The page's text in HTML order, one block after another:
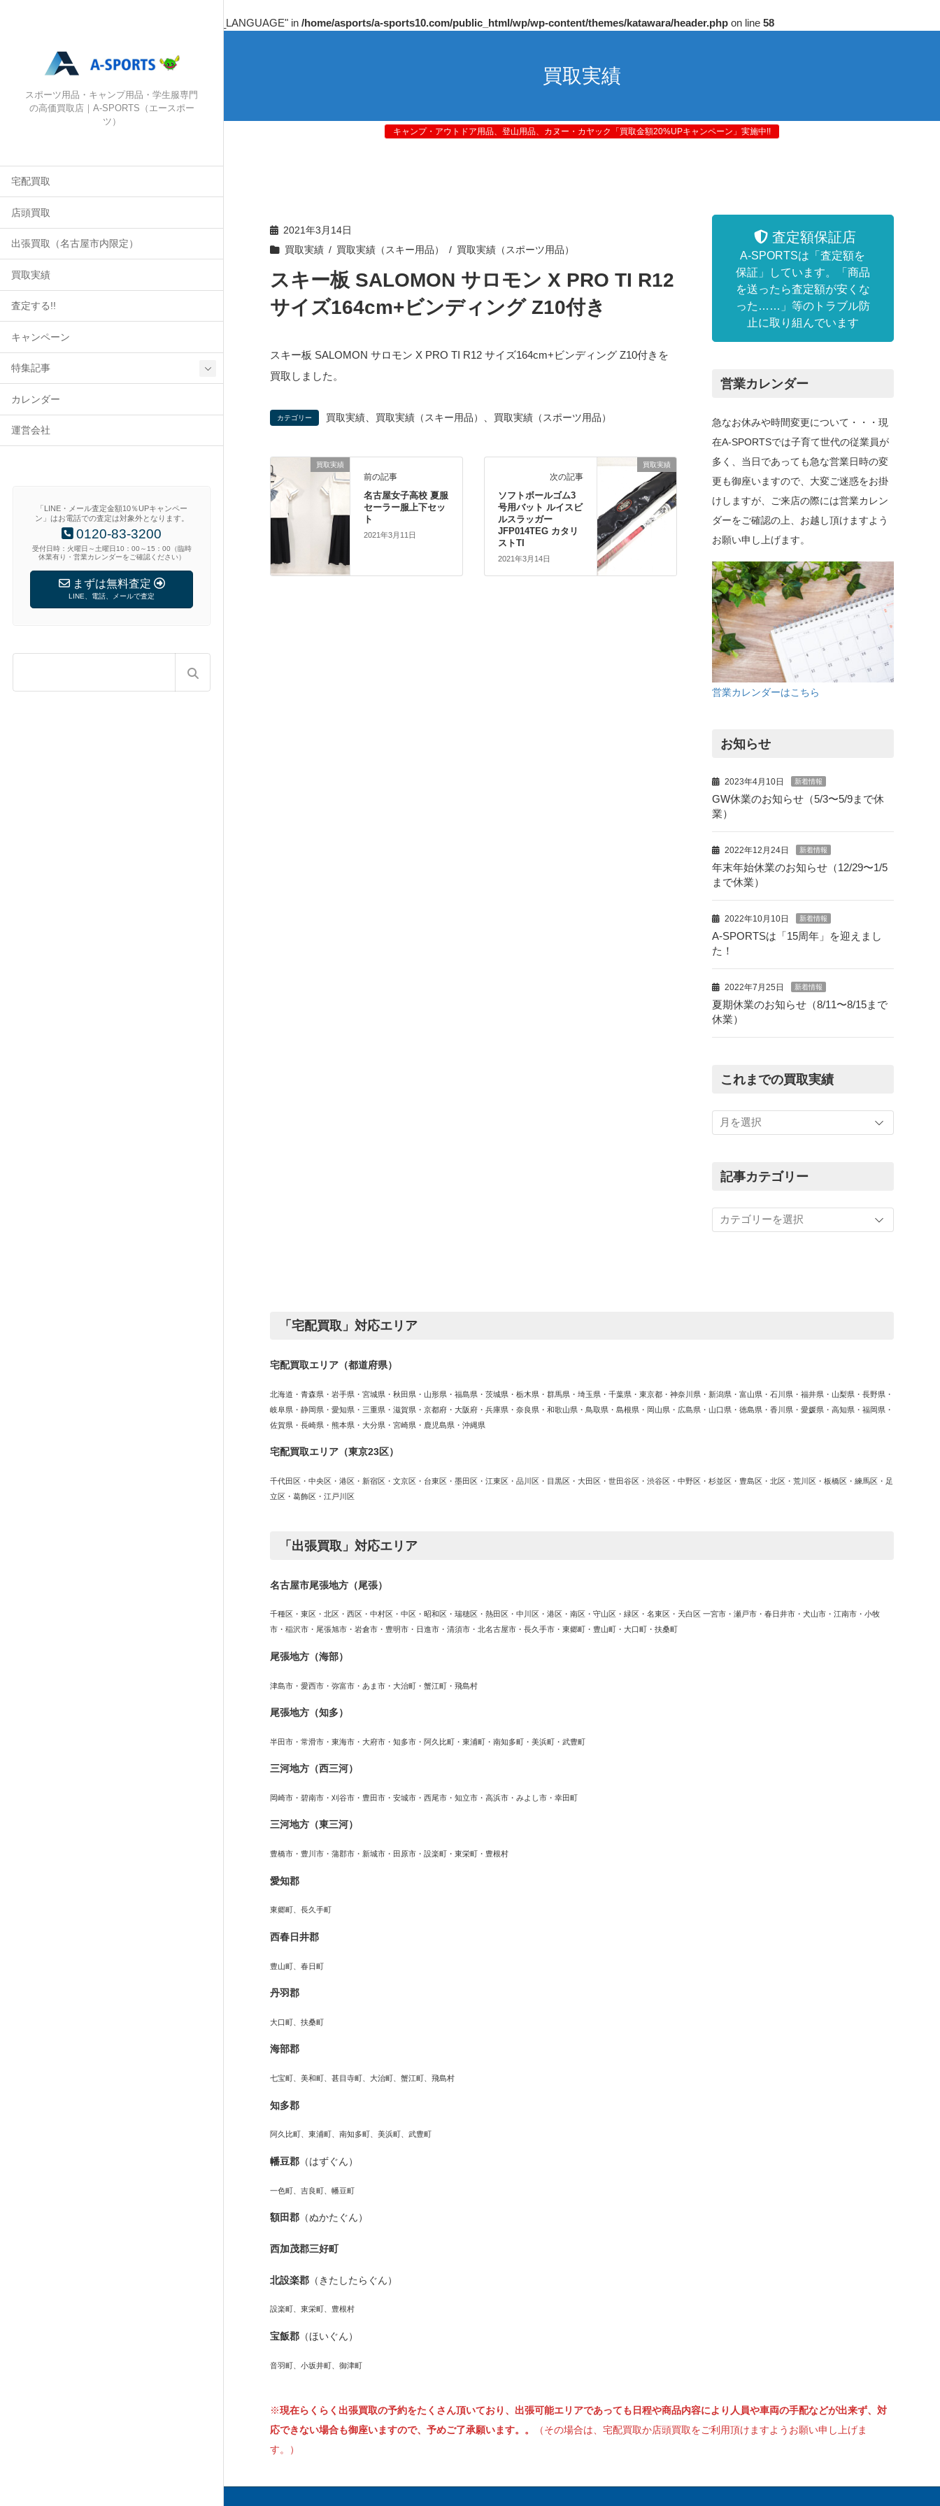
: Undefined array key "HTTP_ACCEPT_LANGUAGE" in /home/asports/a-sports10.com/public_html/wp/wp-content/themes/katawara/header.php on line 58
スポーツ用品・キャンプ用品・学生服専門
の高価買取店｜A-SPORTS（エースポー
ツ）
宅配買取
店頭買取
出張買取（名古屋市内限定）
買取実績
査定する!!
キャンペーン
特集記事
カレンダー
運営会社
「LINE・メール査定金額10％UPキャンペー
ン」はお電話での査定は対象外となります。
0120-83-3200
受付日時：火曜日～土曜日10：00～15：00（臨時
休業有り・営業カレンダーをご確認ください）
まずは無料査定
LINE、電話、メールで査定
買取実績
キャンプ・アウトドア用品、登山用品、カヌー・カヤック「買取金額20%UPキャンペーン」実施中!!
2021年3月14日
買取実績
買取実績（スキー用品） 買取実績（スポーツ用品）
スキー板 SALOMON サロモン X PRO TI R12
サイズ164cm+ビンディング Z10付き
スキー板 SALOMON サロモン X PRO TI R12 サイズ164cm+ビンディング Z10付きを
買取しました。
カテゴリー 買取実績 買取実績（スキー用品） 買取実績（スポーツ用品）
買取実績
前の記事
名古屋女子高校 夏服
セーラー服上下セッ
ト
2021年3月11日
買取実績
次の記事
ソフトボールゴム3
号用バット ルイスビ
ルスラッガー
JFP014TEG カタリ
ストTI
2021年3月14日
査定額保証店
A-SPORTSは「査定額を
保証」しています。「商品
を送ったら査定額が安くな
った……」等のトラブル防
止に取り組んでいます
営業カレンダー
急なお休みや時間変更について・・・現
在A-SPORTSでは子育て世代の従業員が
多く、当日であっても急な営業日時の変
更も御座いますので、大変ご迷惑をお掛
けしますが、ご来店の際には営業カレン
ダーをご確認の上、お越し頂けますよう
お願い申し上げます。
営業カレンダーはこちら
お知らせ
2023年4月10日 新着情報
GW休業のお知らせ（5/3〜5/9まで休
業）
2022年12月24日 新着情報
年末年始休業のお知らせ（12/29〜1/5
まで休業）
2022年10月10日 新着情報
A-SPORTSは「15周年」を迎えまし
た！
2022年7月25日 新着情報
夏期休業のお知らせ（8/11〜8/15まで
休業）
これまでの買取実績
ま
買
績
記事カテゴリー
事
カ
「宅配買取」対応エリア
宅配買取エリア（都道府県）
北海道・青森県・岩手県・宮城県・秋田県・山形県・福島県・茨城県・栃木県・群馬県・埼玉県・千葉県・東京都・神奈川県・新潟県・富山県・石川県・福井県・山梨県・長野県・
岐阜県・静岡県・愛知県・三重県・滋賀県・京都府・大阪府・兵庫県・奈良県・和歌山県・鳥取県・島根県・岡山県・広島県・山口県・徳島県・香川県・愛媛県・高知県・福岡県・
佐賀県・長崎県・熊本県・大分県・宮崎県・鹿児島県・沖縄県
宅配買取エリア（東京23区）
千代田区・中央区・港区・新宿区・文京区・台東区・墨田区・江東区・品川区・目黒区・大田区・世田谷区・渋谷区・中野区・杉並区・豊島区・北区・荒川区・板橋区・練馬区・足
立区・葛飾区・江戸川区
「出張買取」対応エリア
名古屋市尾張地方（尾張）
千種区・東区・北区・西区・中村区・中区・昭和区・瑞穂区・熱田区・中川区・港区・南区・守山区・緑区・名東区・天白区 一宮市・瀬戸市・春日井市・犬山市・江南市・小牧
市・稲沢市・尾張旭市・岩倉市・豊明市・日進市・清須市・北名古屋市・長久手市・東郷町・豊山町・大口町・扶桑町
尾張地方（海部）
津島市・愛西市・弥富市・あま市・大治町・蟹江町・飛島村
尾張地方（知多）
半田市・常滑市・東海市・大府市・知多市・阿久比町・東浦町・南知多町・美浜町・武豊町
三河地方（西三河）
岡崎市・碧南市・刈谷市・豊田市・安城市・西尾市・知立市・高浜市・みよし市・幸田町
三河地方（東三河）
豊橋市・豊川市・蒲郡市・新城市・田原市・設楽町・東栄町・豊根村
愛知郡
東郷町、長久手町
西春日井郡
豊山町、春日町
丹羽郡
大口町、扶桑町
海部郡
七宝町、美和町、甚目寺町、大治町、蟹江町、飛島村
知多郡
阿久比町、東浦町、南知多町、美浜町、武豊町
幡豆郡 （はずぐん）
一色町、吉良町、幡豆町
額田郡 （ぬかたぐん）
西加茂郡三好町
北設楽郡 （きたしたらぐん）
設楽町、東栄町、豊根村
宝飯郡 （ほいぐん）
音羽町、小坂井町、御津町
※現在らくらく出張買取の予約をたくさん頂いており、出張可能エリアであっても日程や商品内容により人員や車両の手配などが出来ず、対
応できない場合も御座いますので、予めご了承願います。。
（その場合は、宅配買取か店頭買取をご利用頂けますようお願い申し上げま
す。）